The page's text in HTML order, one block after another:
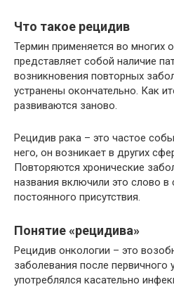
Что такое рецидив
Термин применяется во многих
представляет собой наличие
возникновения повторных
устранены окончательно. Как
развиваются заново.
Рецидив рака – это частое
него, он возникает в других
Повторяются хронические
названия включили это слово в
постоянного присутствия.
Понятие «рецидива»
Рецидив онкологии – это
заболевания после первичного
употреблялся касательно